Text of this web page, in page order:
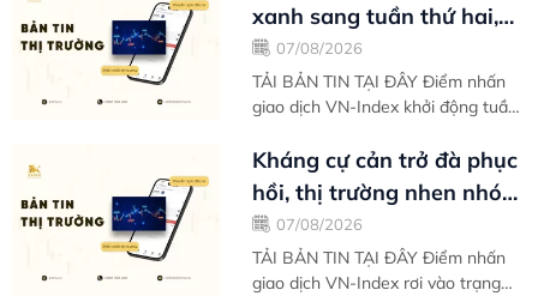
xanh sang tuần thứ hai,
cung cầu giằng co tại
ngưỡng...
07/08/2026
TẢI BẢN TIN TẠI ĐÂY Điểm nhấn
giao dịch VN-Index khởi động tuần
phục hồi mạnh mẽ kể từ vùng đáy
ngắn hạn...
Kháng cự cản trở đà phục
hồi, thị trường nhen nhóm
ý định tìm kiếm đáy thứ
hai -...
07/08/2026
TẢI BẢN TIN TẠI ĐÂY Điểm nhấn
giao dịch VN-Index rơi vào trạng